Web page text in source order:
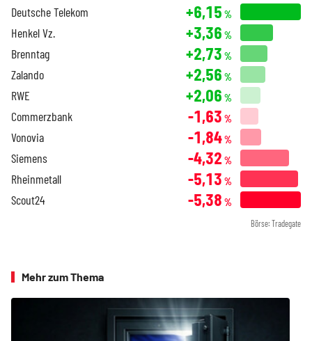
Deutsche Telekom +6,15 %
Henkel Vz. +3,36 %
Brenntag +2,73 %
Zalando +2,56 %
RWE +2,06 %
Commerzbank -1,63 %
Vonovia -1,84%
Siemens -4,32 %
Rheinmetall -5,13 %
Scout24 -5,38 %
Börse: Tradegate
Mehr zum Thema